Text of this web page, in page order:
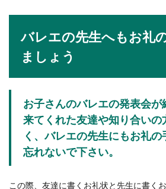
バレエの先生へもお礼
ましょう
お子さんのバレエの発表会が
来てくれた友達や知り合いの
く、バレエの先生にもお礼の
忘れないで下さい。
この際、友達に書くお礼状と先生に書く